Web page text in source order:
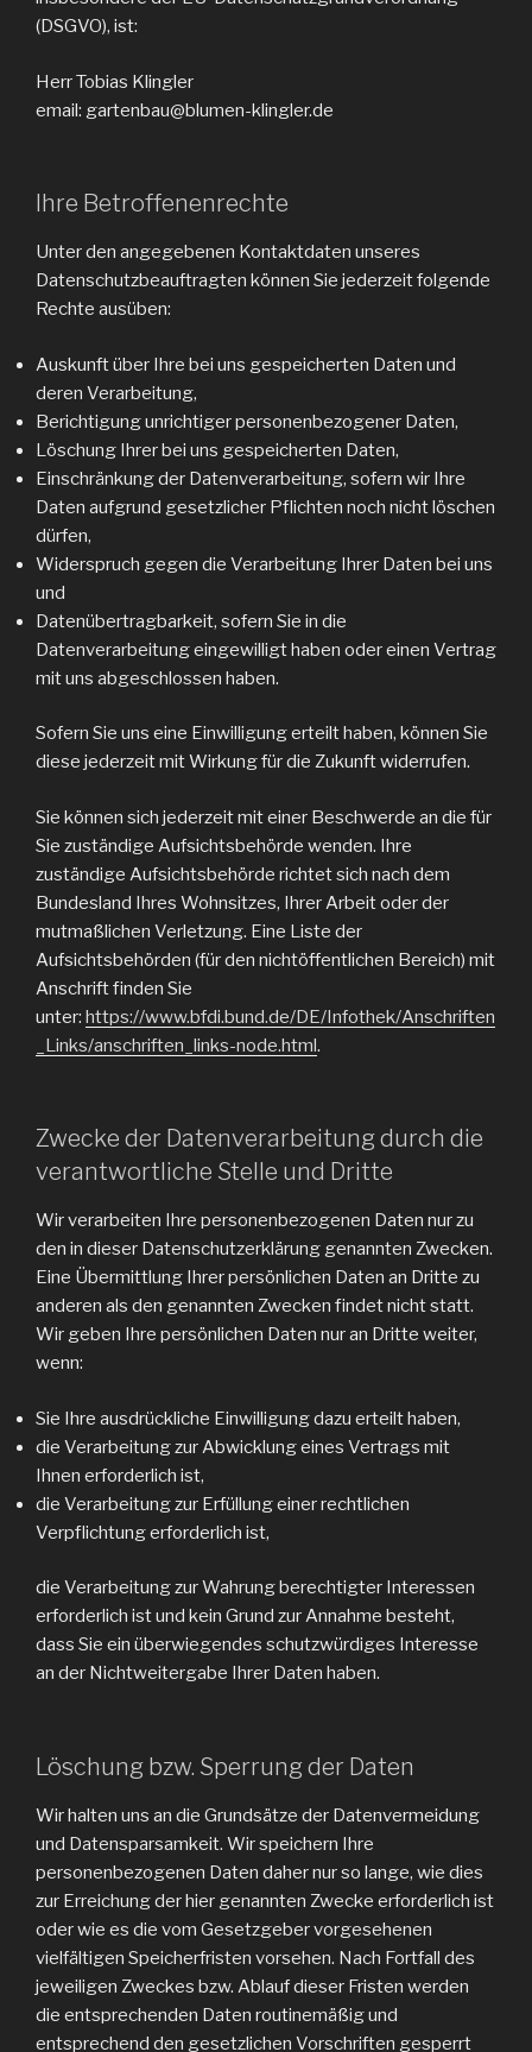
(DSGVO), ist:
Herr Tobias Klingler
email: gartenbau@blumen-klingler.de
Ihre Betroffenenrechte
Unter den angegebenen Kontaktdaten unseres
Datenschutzbeauftragten können Sie jederzeit folgende
Rechte ausüben:
Auskunft über Ihre bei uns gespeicherten Daten und
deren Verarbeitung,
Berichtigung unrichtiger personenbezogener Daten,
Löschung Ihrer bei uns gespeicherten Daten,
Einschränkung der Datenverarbeitung, sofern wir Ihre
Daten aufgrund gesetzlicher Pflichten noch nicht löschen
dürfen,
Widerspruch gegen die Verarbeitung Ihrer Daten bei uns
und
Datenübertragbarkeit, sofern Sie in die
Datenverarbeitung eingewilligt haben oder einen Vertrag
mit uns abgeschlossen haben.
Sofern Sie uns eine Einwilligung erteilt haben, können Sie
diese jederzeit mit Wirkung für die Zukunft widerrufen.
Sie können sich jederzeit mit einer Beschwerde an die für
Sie zuständige Aufsichtsbehörde wenden. Ihre
zuständige Aufsichtsbehörde richtet sich nach dem
Bundesland Ihres Wohnsitzes, Ihrer Arbeit oder der
mutmaßlichen Verletzung. Eine Liste der
Aufsichtsbehörden (für den nichtöffentlichen Bereich) mit
Anschrift finden Sie
unter: https://www.bfdi.bund.de/DE/Infothek/Anschriften
_Links/anschriften_links-node.html.
Zwecke der Datenverarbeitung durch die
verantwortliche Stelle und Dritte
Wir verarbeiten Ihre personenbezogenen Daten nur zu
den in dieser Datenschutzerklärung genannten Zwecken.
Eine Übermittlung Ihrer persönlichen Daten an Dritte zu
anderen als den genannten Zwecken findet nicht statt.
Wir geben Ihre persönlichen Daten nur an Dritte weiter,
wenn:
Sie Ihre ausdrückliche Einwilligung dazu erteilt haben,
die Verarbeitung zur Abwicklung eines Vertrags mit
Ihnen erforderlich ist,
die Verarbeitung zur Erfüllung einer rechtlichen
Verpflichtung erforderlich ist,
die Verarbeitung zur Wahrung berechtigter Interessen
erforderlich ist und kein Grund zur Annahme besteht,
dass Sie ein überwiegendes schutzwürdiges Interesse
an der Nichtweitergabe Ihrer Daten haben.
Löschung bzw. Sperrung der Daten
Wir halten uns an die Grundsätze der Datenvermeidung
und Datensparsamkeit. Wir speichern Ihre
personenbezogenen Daten daher nur so lange, wie dies
zur Erreichung der hier genannten Zwecke erforderlich ist
oder wie es die vom Gesetzgeber vorgesehenen
vielfältigen Speicherfristen vorsehen. Nach Fortfall des
jeweiligen Zweckes bzw. Ablauf dieser Fristen werden
die entsprechenden Daten routinemäßig und
entsprechend den gesetzlichen Vorschriften gesperrt